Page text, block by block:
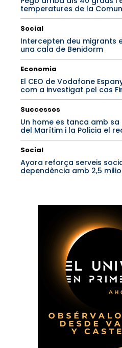
temperatures de la
Social
Intercepten deu migrants
una cala de Benidorm
Economia
El CEO de Vodafone
com a investigat pel cas
Successos
Un home es tanca amb
del Marítim i la Policia el
Social
Ayora reforça serveis
dependència amb 2,5